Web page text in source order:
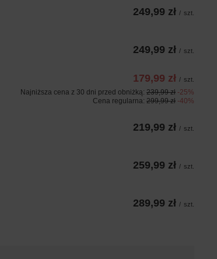
249,99 zł / szt.
249,99 zł / szt.
179,99 zł / szt.
Najniższa cena z 30 dni przed obniżką: 239,99 zł -25%
Cena regularna: 299,99 zł -40%
219,99 zł / szt.
259,99 zł / szt.
289,99 zł / szt.